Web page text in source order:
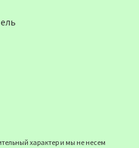
характер и мы не несем